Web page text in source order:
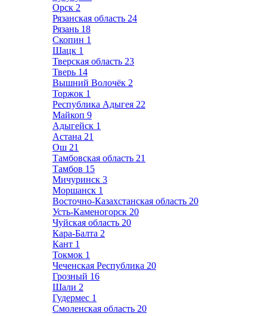
Орск 2
Рязанская область 24
Рязань 18
Скопин 1
Шацк 1
Тверская область 23
Тверь 14
Вышний Волочёк 2
Торжок 1
Республика Адыгея 22
Майкоп 9
Адыгейск 1
Астана 21
Ош 21
Тамбовская область 21
Тамбов 15
Мичуринск 3
Моршанск 1
Восточно-Казахстанская область 20
Усть-Каменогорск 20
Чуйская область 20
Кара-Балта 2
Кант 1
Токмок 1
Чеченская Республика 20
Грозный 16
Шали 2
Гудермес 1
Смоленская область 20